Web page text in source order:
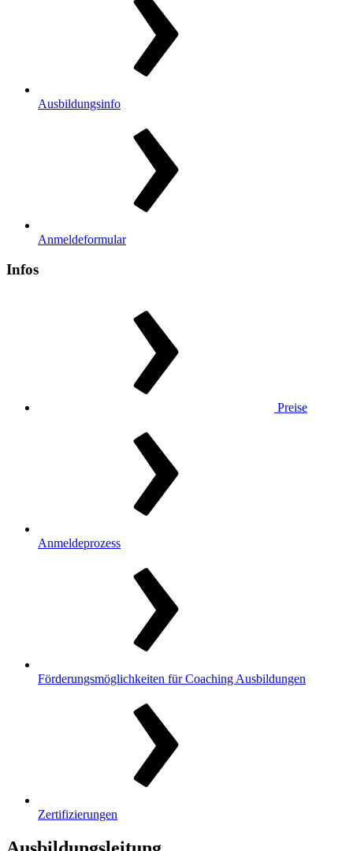
Ausbildungsinfo
Anmeldeformular
Infos
Preise
Anmeldeprozess
Förderungsmöglichkeiten für Coaching Ausbildungen
Zertifizierungen